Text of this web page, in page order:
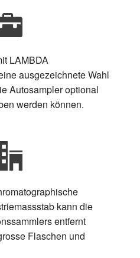
LAMBDA
ausgezeichnete Wahl
Autosampler optional
werden können.
kann die
entfernt
Flaschen und